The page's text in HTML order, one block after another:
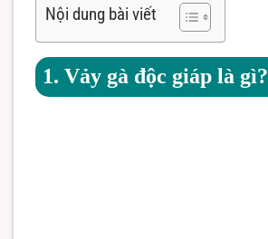
Nội dung bài viết
1. Vảy gà độc giáp là gì?